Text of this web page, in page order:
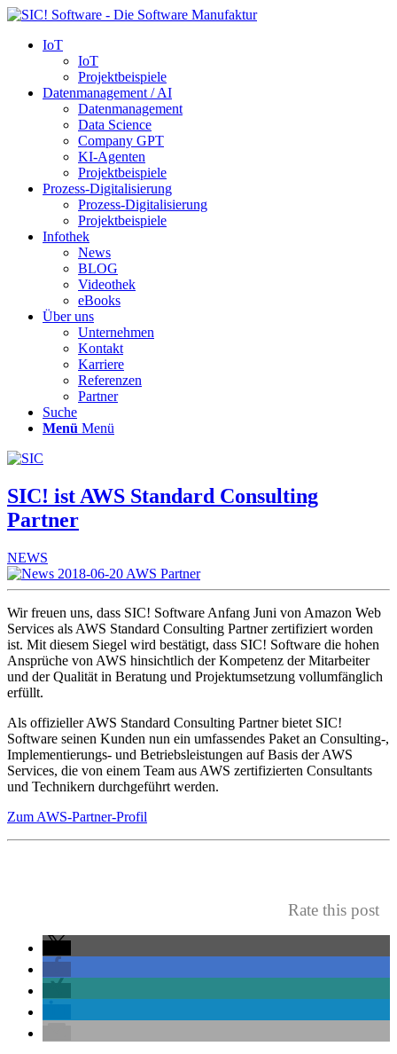
IoT
IoT
Projektbeispiele
Datenmanagement / AI
Datenmanagement
Data Science
Company GPT
KI-Agenten
Projektbeispiele
Prozess-Digitalisierung
Prozess-Digitalisierung
Projektbeispiele
Infothek
News
BLOG
Videothek
eBooks
Über uns
Unternehmen
Kontakt
Karriere
Referenzen
Partner
Suche
Menü Menü
SIC! ist AWS Standard Consulting
Partner
NEWS
Wir freuen uns, dass SIC! Software Anfang Juni von Amazon Web
Services als AWS Standard Consulting Partner zertifiziert worden
ist. Mit diesem Siegel wird bestätigt, dass SIC! Software die hohen
Ansprüche von AWS hinsichtlich der Kompetenz der Mitarbeiter
und der Qualität in Beratung und Projektumsetzung vollumfänglich
erfüllt.
Als offizieller AWS Standard Consulting Partner bietet SIC!
Software seinen Kunden nun ein umfassendes Paket an Consulting-,
Implementierungs- und Betriebsleistungen auf Basis der AWS
Services, die von einem Team aus AWS zertifizierten Consultants
und Technikern durchgeführt werden.
Zum AWS-Partner-Profil
Rate this post